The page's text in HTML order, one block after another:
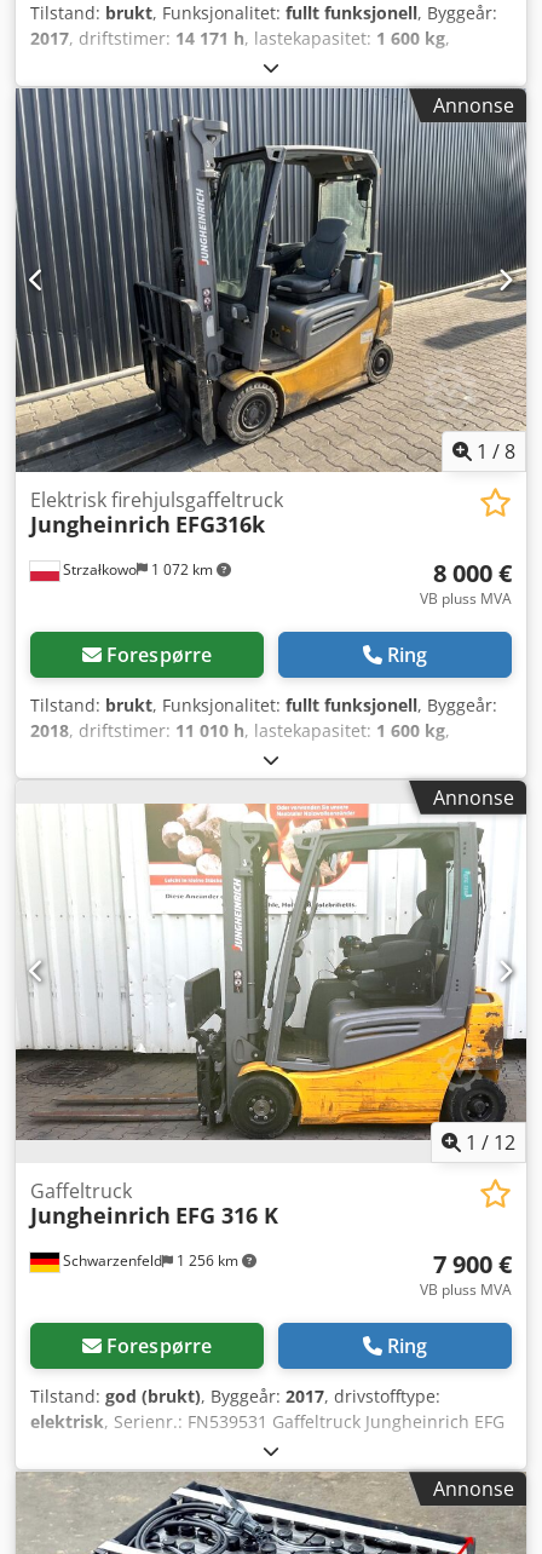
Tilstand: brukt, Funksjonalitet: fullt funksjonell, Byggeår:
2017, driftstimer: 14 171 h, lastekapasitet: 1 600 kg,
, fri løftehøyde:
drivstofftype:elektrisk, mastetype:dupleks, byggehøyde:
2 320 mm , gaffelbærerbredde: 1 000 mm , gaffellengde:
1 500 mm, egenvekt:3 395 kg, total lengde:2 150 mm,
drivtype: Elektro, konstruksjonsbredde:1 070 mm,
Elektrisk 4-hjuls gaffeltruck Lastesenter: 500 mm
Gaffelbredde: 100 mm Gaffeltykkelse: 40 mm Crsdpfx Afou
Dy Uueqof ISO-klasse: ISO klasse 2 = 1.000 - 2.500 kg
Masttype: Duplex Tilstand: Klar til bruk og fullt funksjonell
Teknisk tilstand: Svært god Forhjul type: Superelastisk
Forhjul størrelse: 18x7-8 Bakhjul type: Superelastisk
Bakhjul størrelse: 16x6-8 Batterispenning: 48V
Batterikapasitet: 750Ah Batteri årgang: 2024 Sideskift,
varmeapparat, full kabin, full friløft,
Annonse
1 /8
Strzałkowo 1 072 km
Elektrisk firehjulsgaffeltruck
Jungheinrich EFG316k
8 000 €
VB pluss MVA
Forespørre Ring
Tilstand: brukt, Funksjonalitet: fullt funksjonell, Byggeår:
2018, driftstimer: 11 010 h, lastekapasitet: 1 600 kg,
, fri løftehøyde:
drivstofftype:elektrisk, mastetype:triplex, byggehøyde:
, drivtype:Elektro, Elektrisk 4-hjuls truck ISO-
klasse: ISO klasse 2 = 1 000 - 2 500 kg Masttype: Triplex
Tilstand: Klar til bruk og fullt funksjonell Teknisk tilstand:
god Batterispenning: 48V Batteritype: Litium-ion
Beskrivelse: Halv kabin DRIVE IN Sideskift,
gaffeljusteringsutstyr, Crodpfx Aeyt T Akjfqsf 3. ventil, 4.
ventil,
Annonse
1 / 12
Schwarzenfeld 1 256 km
Gaffeltruck
Jungheinrich EFG 316 K
7 900 €
VB pluss MVA
Forespørre Ring
Tilstand: god (brukt), Byggeår: 2017, drivstofftype:
elektrisk, Serienr.: FN539531 Gaffeltruck Jungheinrich EFG
316 K Årsmodell: 2017 Byggehøyde: 2,04 m Løftehøyde: 3,1
m UVV til 06/2027 Driftstimer: 9564 Friløft Cjdpfsx H R Huex
Afqsrf Sideskift Gaffelspreder med lader
Annonse